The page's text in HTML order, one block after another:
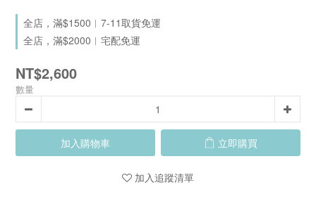
全店，滿$1500︱7-11取貨免運
全店，滿$2000︱宅配免運
NT$2,600
數量
加入購物車 立即購買
加入追蹤清單